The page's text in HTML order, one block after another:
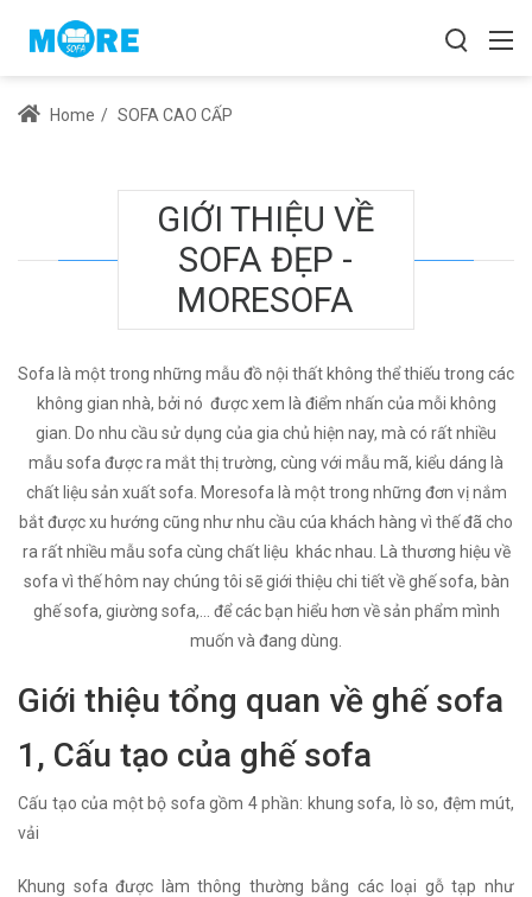
Home / SOFA CAO CẤP
GIỚI THIỆU VỀ
SOFA ĐẸP -
MORESOFA
Sofa là một trong những mẫu đồ nội thất không thể thiếu trong các
không gian nhà, bởi nó được xem là điểm nhấn của mỗi không
gian. Do nhu cầu sử dụng của gia chủ hiện nay, mà có rất nhiều
mẫu sofa được ra mắt thị trường, cùng với mẫu mã, kiểu dáng là
chất liệu sản xuất sofa. Moresofa là một trong những đơn vị nắm
bắt được xu hướng cũng như nhu cầu cúa khách hàng vì thế đã cho
ra rất nhiều mẫu sofa cùng chất liệu khác nhau. Là thương hiệu về
sofa vì thế hôm nay chúng tôi sẽ giới thiệu chi tiết về ghế sofa, bàn
ghế sofa, giường sofa,... để các bạn hiểu hơn về sản phẩm mình
muốn và đang dùng.
Giới thiệu tổng quan về ghế sofa
1, Cấu tạo của ghế sofa
Cấu tạo của một bộ sofa gồm 4 phần: khung sofa, lò so, đệm mút,
vải
Khung sofa được làm thông thường bằng các loại gỗ tạp như